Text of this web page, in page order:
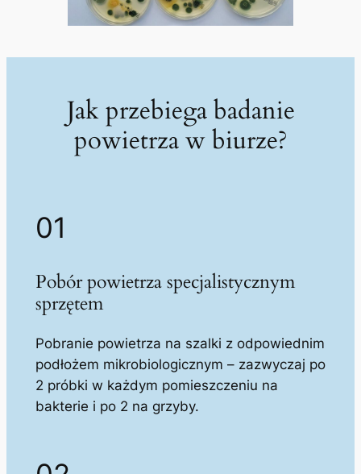
Jak przebiega badanie
powietrza w biurze?
01
Pobór powietrza specjalistycznym
sprzętem
Pobranie powietrza na szalki z odpowiednim
podłożem mikrobiologicznym – zazwyczaj po
2 próbki w każdym pomieszczeniu na
bakterie i po 2 na grzyby.